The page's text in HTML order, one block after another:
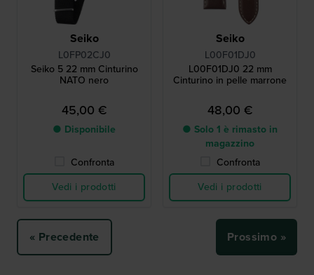
Seiko
L0FP02CJ0
Seiko 5 22 mm Cinturino
NATO nero
45,00 €
● Disponibile
Confronta
Vedi i prodotti
Seiko
L00F01DJ0
L00F01DJ0 22 mm
Cinturino in pelle marrone
48,00 €
● Solo 1 è rimasto in
magazzino
Confronta
Vedi i prodotti
« Precedente Prossimo »